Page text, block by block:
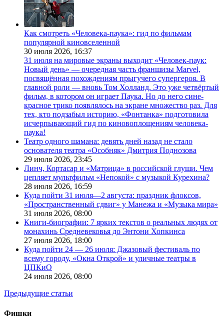
Как смотреть «Человека-паука»: гид по фильмам
популярной киновселенной
30 июля 2026, 16:37
31 июля на мировые экраны выходит «Человек-паук:
Новый день» — очередная часть франшизы Marvel,
посвящённая похождениям прыгучего супергероя. В
главной роли — вновь Том Холланд. Это уже четвёртый
фильм, в котором он играет Паука. Но до него сине-
красное трико появлялось на экране множество раз. Для
тех, кто подзабыл историю, «Фонтанка» подготовила
исчерпывающий гид по киновоплощениям человека-
паука!
Театр одного шамана: девять дней назад не стало
основателя театра «Особняк» Дмитрия Поднозова
29 июля 2026, 23:45
Линч, Кортасар и «Матрица» в российской глуши. Чем
цепляет мультфильм «Непокой» с музыкой Курехина?
28 июля 2026, 16:59
Куда пойти 31 июля—2 августа: праздник флоксов,
«Пространственный сдвиг» у Манежа и «Музыка мира»
31 июля 2026, 08:00
Книги-биографии: 7 ярких текстов о реальных людях от
монахинь Средневековья до Энтони Хопкинса
27 июля 2026, 18:00
Куда пойти 24 — 26 июля: Джазовый фестиваль по
всему городу, «Окна Открой» и уличные театры в
ЦПКиО
24 июля 2026, 08:00
Предыдущие статьи
Фишки